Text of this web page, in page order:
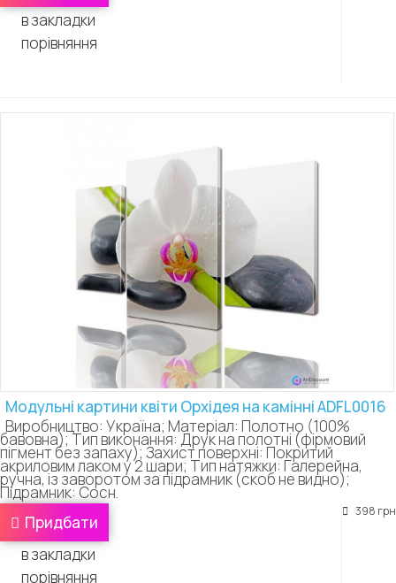
в закладки
порівняння
Модульні картини квіти Орхідея на камінні ADFL0016
Виробництво: Україна; Матеріал: Полотно (100%
бавовна); Тип виконання: Друк на полотні (фірмовий
пігмент без запаху); Захист поверхні: Покритий
акриловим лаком у 2 шари; Тип натяжки: Галерейна,
ручна, із заворотом за підрамник (скоб не видно);
Підрамник: Сосн.
398 грн
Придбати
в закладки
порівняння